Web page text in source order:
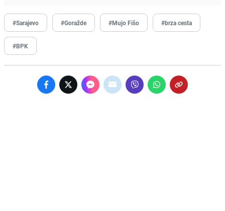
#Sarajevo #Goražde #Mujo Fišo #brza cesta
#BPK